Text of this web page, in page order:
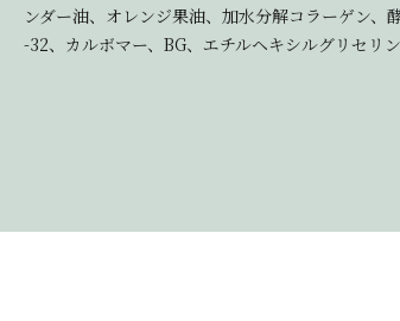
ンダー油、オレンジ果油、加水分解コラーゲン
-32、カルボマー、BG、エチルヘキシルグリセリ